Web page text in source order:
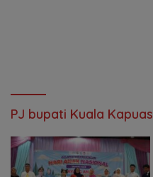
PJ bupati Kuala Kapuas